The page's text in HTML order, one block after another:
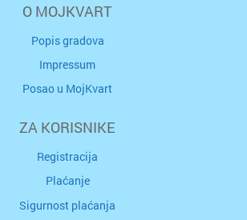
O MOJKVART
Popis gradova
Impressum
Posao u MojKvart
ZA KORISNIKE
Registracija
Plaćanje
Sigurnost plaćanja